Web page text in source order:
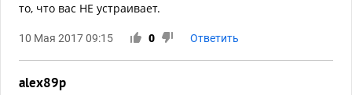
то, что вас НЕ устраивает.
10 Мая 2017 09:15 0 Ответить
alex89p